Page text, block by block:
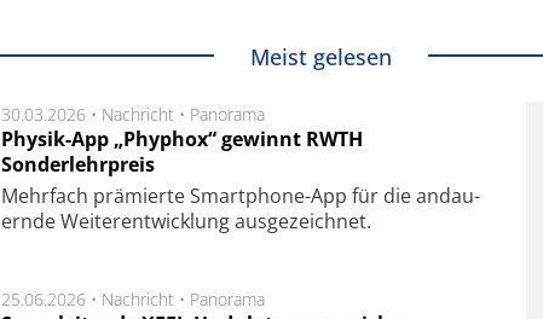
Meist gelesen
30.03.2026 • Nachricht • Panorama
Physik-App „Phyphox“ gewinnt RWTH
Sonderlehrpreis
Mehr­fach prä­mier­te Smart­phone-App für die an­dau­
ern­de Wei­ter­ent­wick­lung aus­ge­zeich­net.
25.06.2026 • Nachricht • Panorama